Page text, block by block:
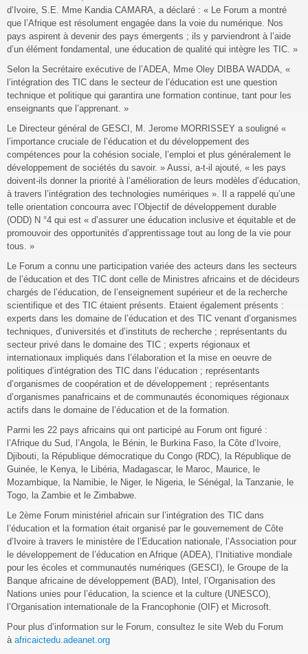
d’Ivoire, S.E. Mme Kandia CAMARA, a déclaré : « Le Forum a montré
que l’Afrique est résolument engagée dans la voie du numérique. Nos
pays aspirent à devenir des pays émergents ; ils y parviendront à l’aide
d’un élément fondamental, une éducation de qualité qui intègre les TIC. »
Selon la Secrétaire exécutive de l’ADEA, Mme Oley DIBBA WADDA, «
l’intégration des TIC dans le secteur de l’éducation est une question
technique et politique qui garantira une formation continue, tant pour les
enseignants que l’apprenant. »
Le Directeur général de GESCI, M. Jerome MORRISSEY a souligné «
l’importance cruciale de l’éducation et du développement des
compétences pour la cohésion sociale, l’emploi et plus généralement le
développement de sociétés du savoir. » Aussi, a-t-il ajouté, « les pays
doivent-ils donner la priorité à l’amélioration de leurs modèles d’éducation,
à travers l’intégration des technologies numériques ». Il a rappelé qu’une
telle orientation concourra avec l’Objectif de développement durable
(ODD) N °4 qui est « d’assurer une éducation inclusive et équitable et de
promouvoir des opportunités d’apprentissage tout au long de la vie pour
tous. »
Le Forum a connu une participation variée des acteurs dans les secteurs
de l’éducation et des TIC dont celle de Ministres africains et de décideurs
chargés de l’éducation, de l’enseignement supérieur et de la recherche
scientifique et des TIC étaient présents. Etaient également présents :
experts dans les domaine de l’éducation et des TIC venant d’organismes
techniques, d’universités et d’instituts de recherche ; représentants du
secteur privé dans le domaine des TIC ; experts régionaux et
internationaux impliqués dans l’élaboration et la mise en oeuvre de
politiques d’intégration des TIC dans l’éducation ; représentants
d’organismes de coopération et de développement ; représentants
d’organismes panafricains et de communautés économiques régionaux
actifs dans le domaine de l’éducation et de la formation.
Parmi les 22 pays africains qui ont participé au Forum ont figuré :
l’Afrique du Sud, l’Angola, le Bénin, le Burkina Faso, la Côte d’Ivoire,
Djibouti, la République démocratique du Congo (RDC), la République de
Guinée, le Kenya, le Libéria, Madagascar, le Maroc, Maurice, le
Mozambique, la Namibie, le Niger, le Nigeria, le Sénégal, la Tanzanie, le
Togo, la Zambie et le Zimbabwe.
Le 2ème Forum ministériel africain sur l’intégration des TIC dans
l’éducation et la formation était organisé par le gouvernement de Côte
d’Ivoire à travers le ministère de l’Education nationale, l’Association pour
le développement de l’éducation en Afrique (ADEA), l’Initiative mondiale
pour les écoles et communautés numériques (GESCI), le Groupe de la
Banque africaine de développement (BAD), Intel, l’Organisation des
Nations unies pour l’éducation, la science et la culture (UNESCO),
l’Organisation internationale de la Francophonie (OIF) et Microsoft.
Pour plus d’information sur le Forum, consultez le site Web du Forum
à africaictedu.adeanet.org